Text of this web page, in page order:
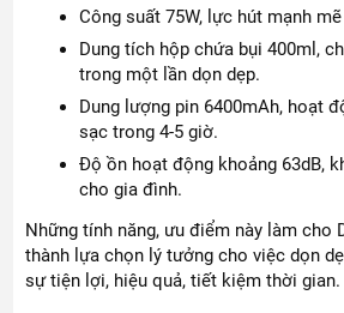
Công suất 75W, lực hút mạnh mẽ
Dung tích hộp chứa bụi 400ml,
trong một lần dọn dẹp.
Dung lượng pin 6400mAh, hoạt
sạc trong 4-5 giờ.
Độ ồn hoạt động khoảng 63dB,
cho gia đình.
Những tính năng, ưu điểm này làm cho
thành lựa chọn lý tưởng cho việc dọn
sự tiện lợi, hiệu quả, tiết kiệm thời gian.